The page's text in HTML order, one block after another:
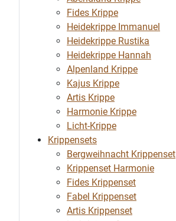
Fides Krippe
Heidekrippe Immanuel
Heidekrippe Rustika
Heidekrippe Hannah
Alpenland Krippe
Kajus Krippe
Artis Krippe
Harmonie Krippe
Licht-Krippe
Krippensets
Bergweihnacht Krippenset
Krippenset Harmonie
Fides Krippenset
Fabel Krippenset
Artis Krippenset